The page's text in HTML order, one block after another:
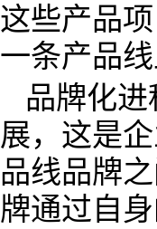
这些产品
一条产品
品牌化
展，这是
品线品牌
牌通过自